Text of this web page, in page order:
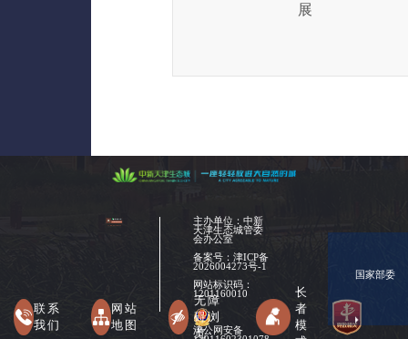
展
主办单位：中新
天津生态城管委
会办公室
备案号： 津ICP备
2026004273号-1
网站标识码：
1201160010
津公网安备
联系
我们
网站
地图
无障
碍浏
览
长
者
模
国家部委